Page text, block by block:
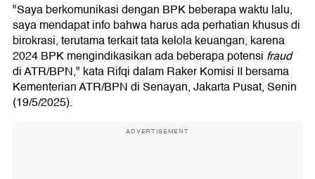
"Saya berkomunikasi dengan BPK beberapa waktu lalu,
saya mendapat info bahwa harus ada perhatian khusus di
birokrasi, terutama terkait tata kelola keuangan, karena
2024 BPK mengindikasikan ada beberapa potensi fraud
di ATR/BPN," kata Rifqi dalam Raker Komisi II bersama
Kementerian ATR/BPN di Senayan, Jakarta Pusat, Senin
(19/5/2025).
ADVERTISEMENT